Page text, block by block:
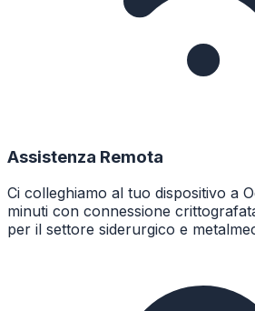
Assistenza Remota
Ci colleghiamo al tuo dispositivo a
minuti con connessione
per il settore siderurgico e